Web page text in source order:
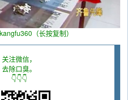
（长按复制）
关注微信，
去除口臭。
👇👇👇